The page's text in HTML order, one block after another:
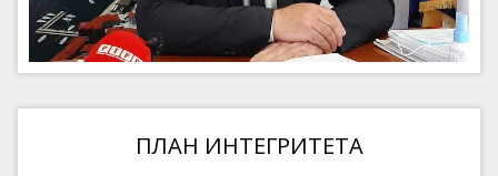
ПЛАН ИНТЕГРИТЕТА